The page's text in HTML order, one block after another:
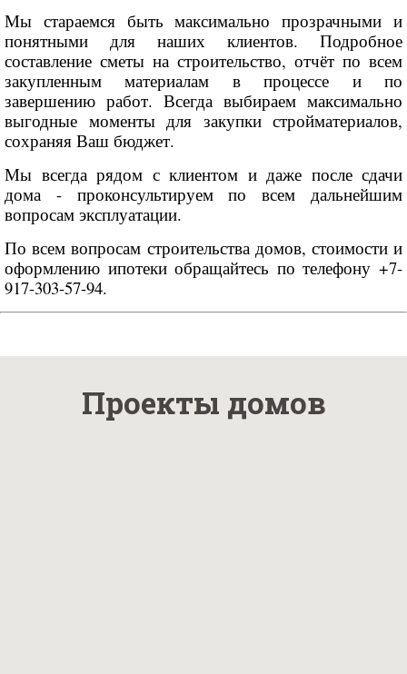
Мы стараемся быть максимально прозрачными и
понятными для наших клиентов. Подробное
составление сметы на строительство, отчёт по всем
закупленным материалам в процессе и по
завершению работ. Всегда выбираем максимально
выгодные моменты для закупки стройматериалов,
сохраняя Ваш бюджет.
Мы всегда рядом с клиентом и даже после сдачи
дома - проконсультируем по всем дальнейшим
вопросам эксплуатации.
По всем вопросам строительства домов, стоимости и
оформлению ипотеки обращайтесь по телефону +7-
917-303-57-94.
Проекты домов